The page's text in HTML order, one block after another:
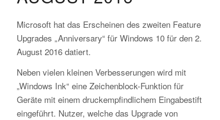
Microsoft hat das Erscheinen des zweiten Feature
Upgrades „Anniversary“ für Windows 10 für den 2.
August 2016 datiert.
Neben vielen kleinen Verbesserungen wird mit
„Windows Ink“ eine Zeichenblock-Funktion für
Geräte mit einem druckempfindlichem Eingabestift
eingeführt. Nutzer, welche das Upgrade von